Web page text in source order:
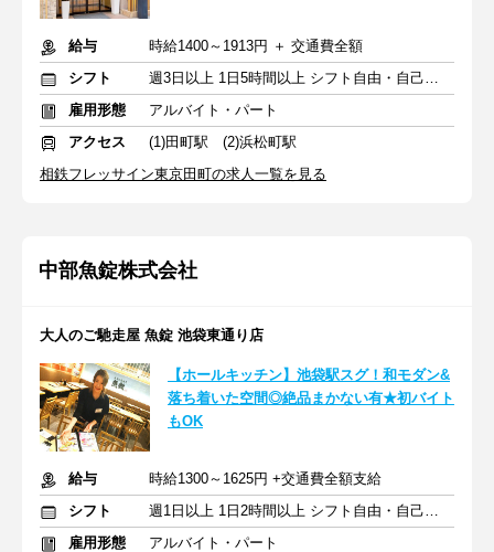
給与
時給1400～1913円 ＋ 交通費全額
シフト
週3日以上 1日5時間以上 シフト自由・自己申告
雇用形態
アルバイト・パート
アクセス
(1)田町駅 (2)浜松町駅
相鉄フレッサイン東京田町の求人一覧を見る
中部魚錠株式会社
大人のご馳走屋 魚錠 池袋東通り店
【ホールキッチン】池袋駅スグ！和モダン&
落ち着いた空間◎絶品まかない有★初バイト
もOK
給与
時給1300～1625円 +交通費全額支給
シフト
週1日以上 1日2時間以上 シフト自由・自己申告
雇用形態
アルバイト・パート